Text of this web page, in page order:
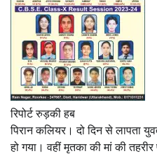
रिपोर्ट रुड़की हब
पिरान कलियर। दो दिन से लापता
हो गया। वहीं मृतका की मां की